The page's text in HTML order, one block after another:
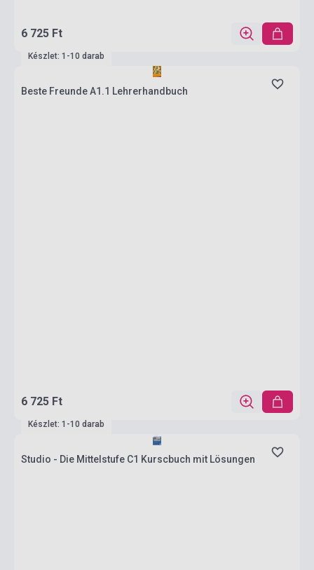
6 725 Ft
Készlet: 1-10 darab
Beste Freunde A1.1 Lehrerhandbuch
6 725 Ft
Készlet: 1-10 darab
Studio - Die Mittelstufe C1 Kurscbuch mit Lösungen